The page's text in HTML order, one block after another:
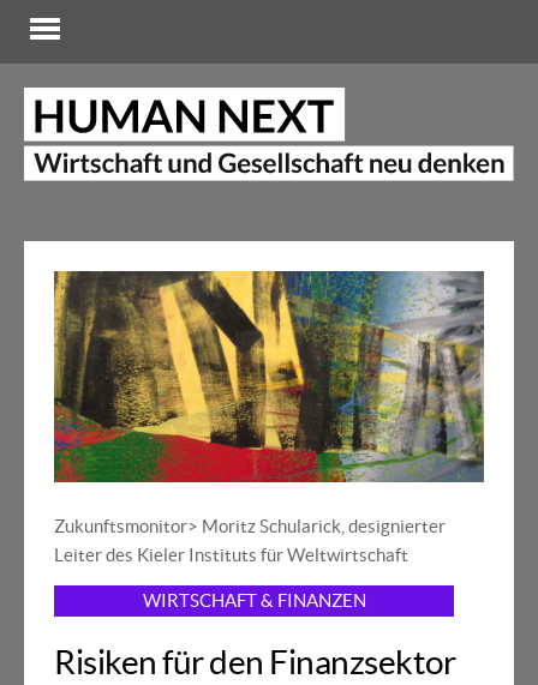
Zukunftsmonitor> Moritz Schularick, designierter
Leiter des Kieler Instituts für Weltwirtschaft
WIRTSCHAFT & FINANZEN
Risiken für den Finanzsektor